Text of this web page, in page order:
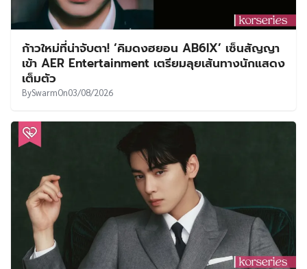
ก้าวใหม่ที่น่าจับตา! ‘คิมดงฮยอน AB6IX’ เซ็นสัญญา
เข้า AER Entertainment เตรียมลุยเส้นทางนักแสดง
เต็มตัว
BySwarmOn03/08/2026